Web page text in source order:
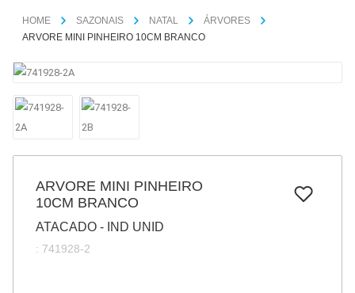
SAZONAIS NATAL
ÁRVORES
ARVORE MINI PINHEIRO 10CM BRANCO
ARVORE MINI PINHEIRO
10CM BRANCO
ATACADO - IND UNID
: 741928-2
1º caderno
2
pincel
cola
barbante